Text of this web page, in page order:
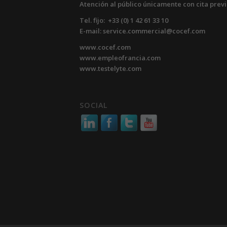
Atención al público únicamente con cita
Tel. fijo: +33 (0) 1 42 61 33 10
E-mail: service.commercial@cocef.com
www.cocef.com
www.empleofrancia.com
www.testelyte.com
SOCIAL